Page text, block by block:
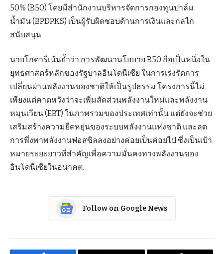
50% (B50) โดยมีสำนักงานบริหารจัดการกองทุนปาล์ม
น้ำมัน (BPDPKS) เป็นผู้รับผิดชอบด้านการเงินและกลไก
สนับสนุน
นายโกดารีเน้นย้ำว่า การพัฒนานโยบาย B50 ถือเป็นหนึ่งใน
ยุทธศาสตร์หลักของรัฐบาลอินโดนีเซีย ในการเร่งรัดการ
เปลี่ยนผ่านพลังงานของชาติให้เป็นรูปธรรม โครงการนี้ไม่
เพียงแต่คาดหวังว่าจะเพิ่มสัดส่วนพลังงานใหม่และพลังงาน
หมุนเวียน (EBT) ในภาพรวมของประเทศเท่านั้น แต่ยังจะช่วย
เสริมสร้างความยืดหยุ่นของระบบพลังงานแห่งชาติ และลด
การพึ่งพาพลังงานฟอสซิลลงอย่างค่อยเป็นค่อยไป ซึ่งเป็นเป้า
หมายระยะยาวที่สำคัญเพื่อความมั่นคงทางพลังงานของ
อินโดนีเซียในอนาคต.
Follow on Google News